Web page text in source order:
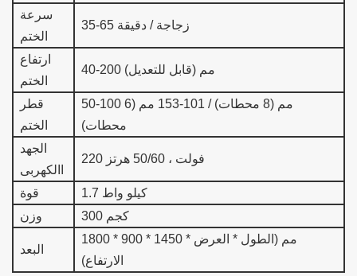
سرعة
الختم
35-65 زجاجة / دقيقة
ارتفاع
الختم
40-200 مم (قابل للتعديل)
قطر
الختم
50-100 مم (8 محطات) / 101-153 مم (6
محطات)
الجهد
االكهربى
220 فولت ، 50/60 هرتز
قوة
1.7 كيلو واط
وزن
300 كجم
البعد
1800 * 900 * 1450 مم (الطول * العرض *
الارتفاع)